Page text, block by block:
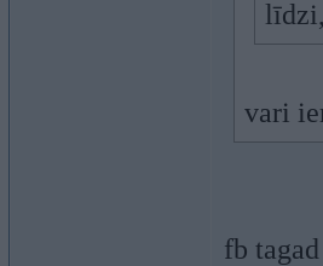
vari
fb